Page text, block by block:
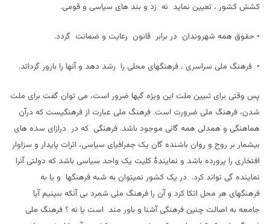
کشش کشور ، تعیین نماید نه زد و بند های سیاسی و قومی.
• حقوق همه شهروندان در برابر قانون رعایت و ضمانت گردد.
• فرهنگ ملی سراسری ، فرهنگهای محلی را رشد دهد و آنها را بارور گرداتد.
پس وقتی برای تبیین ملت این ویژه گیها ضرور است، می توان گفت برای ملت
شدن، فرهنگ ملی ضرورت است. فرهنگ ملی عبارت از فرهنگیست که درآن
هماهنگی و همدلی همه گانی موجود باشد. فرهنگی که در درازای سده های
بیشمار بر روح و روان باشنده گان یک جفرافیای سیاسی، اثرات پایدار و سزاوار
افتخاری را پرورده باشد و نمایندۀ کلیت یک واحد سیاسی باشد که دولتی آنرا
نماینده گی تواند کرد. در یک کشور نمیتوان به شبه فرهنگها و یا به
فرهنگهای هر محل اتکا کرد و آن را فرهنگ ملی شمرد بی آنکه ببینیم آیا
جامعه به اصالت چنین فرهنگی آشنا و باور مند است یا نه ؟ فرهنگ ملی